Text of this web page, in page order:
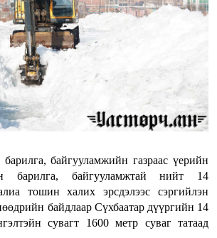
байгууламжийн газраас үерийн
барилга, байгууламжтай нийт 14
тошин халих эрсдэлээс сэргийлэн
байдлаар Сүхбаатар дүүргийн 14
сувагт 1600 метр суваг татаад